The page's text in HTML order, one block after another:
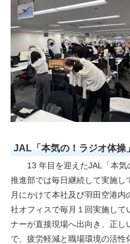
JAL「本気の！ラジオ体操
13 年目を迎えたJAL「本気
推進部では毎日継続して実施
月にかけて本社及び羽田空港
社オフィスで毎月１回実施して
ナーが直接現場へ出向き、正し
で、疲労軽減と職場環境の活性